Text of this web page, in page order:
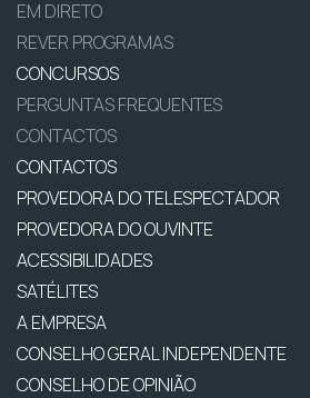
EM DIRETO
REVER PROGRAMAS
CONCURSOS
PERGUNTAS FREQUENTES
CONTACTOS
CONTACTOS
PROVEDORA DO TELESPECTADOR
PROVEDORA DO OUVINTE
ACESSIBILIDADES
SATÉLITES
A EMPRESA
CONSELHO GERAL INDEPENDENTE
CONSELHO DE OPINIÃO